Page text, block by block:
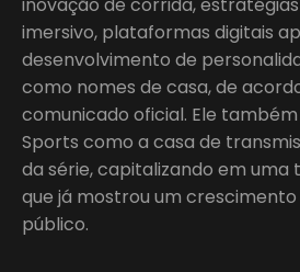
imersivo, plataformas digitais
desenvolvimento de
como nomes de casa, de
comunicado oficial. Ele também
Sports como a casa de
da série, capitalizando em uma
que já mostrou um
público.